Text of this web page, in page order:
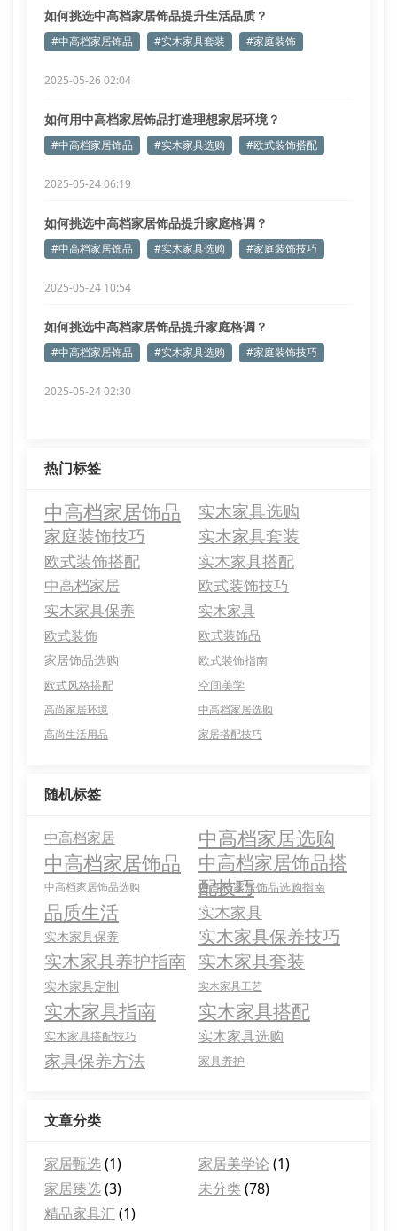
如何挑选中高档家居饰品提升生活品质？
#中高档家居饰品 #实木家具套装 #家庭装饰
2025-05-26 02:04
如何用中高档家居饰品打造理想家居环境？
#中高档家居饰品 #实木家具选购 #欧式装饰搭配
2025-05-24 06:19
如何挑选中高档家居饰品提升家庭格调？
#中高档家居饰品 #实木家具选购 #家庭装饰技巧
2025-05-24 10:54
如何挑选中高档家居饰品提升家庭格调？
#中高档家居饰品 #实木家具选购 #家庭装饰技巧
2025-05-24 02:30
热门标签
中高档家居饰品 实木家具选购
家庭装饰技巧 实木家具套装
欧式装饰搭配 实木家具搭配
中高档家居
欧式装饰技巧
实木家具保养
实木家具
欧式装饰
欧式装饰品
家居饰品选购
欧式装饰指南
欧式风格搭配
空间美学
高尚家居环境
中高档家居选购
高尚生活用品
家居搭配技巧
随机标签
中高档家居
中高档家居选购
中高档家居饰品
中高档家居饰品搭
配技巧
中高档家居饰品选购 中高档家居饰品选购指南
品质生活 实木家具
实木家具保养
实木家具保养技巧
实木家具养护指南 实木家具套装
实木家具定制 实木家具工艺
实木家具指南 实木家具搭配
实木家具搭配技巧 实木家具选购
家具保养方法 家具养护
文章分类
家居甄选(1) 家居美学论 (1)
家居臻选(3) 未分类(78)
精品家具汇 (1)